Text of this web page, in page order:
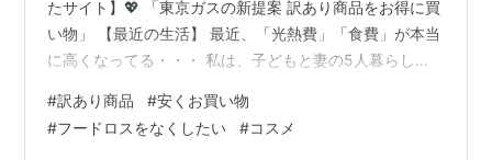
たサイト】💖 「東京ガスの新提案 訳あり商品をお得に買
い物」 【最近の生活】 最近、「光熱費」「食費」が本当
に高くなってる・・・ 私は、子どもと妻の5人暮らし
い！！ 「食費」も本当に高くなっていて、休みの前には
「安いお店」を探して、なんとか安いお店でやりくりし
#訳あり商品 #安くお買い物
#フードロスをなくしたい #コスメ